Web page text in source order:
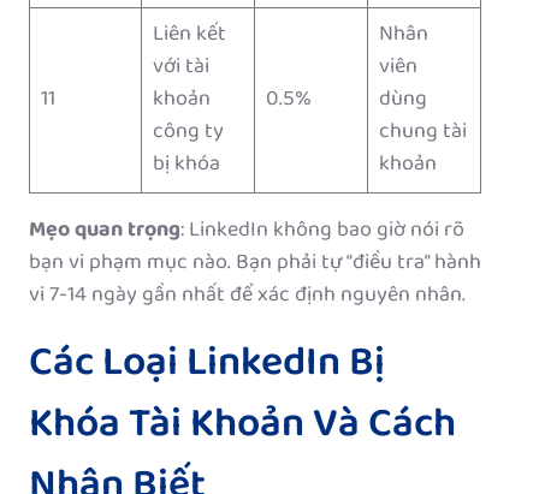
11
Liên kết
với tài
khoản
công ty
bị khóa
0.5%
Nhân
viên
dùng
chung tài
khoản
Mẹo quan trọng: LinkedIn không bao giờ nói rõ
bạn vi phạm mục nào. Bạn phải tự “điều tra” hành
vi 7-14 ngày gần nhất để xác định nguyên nhân.
Các Loại LinkedIn Bị
Khóa Tài Khoản Và Cách